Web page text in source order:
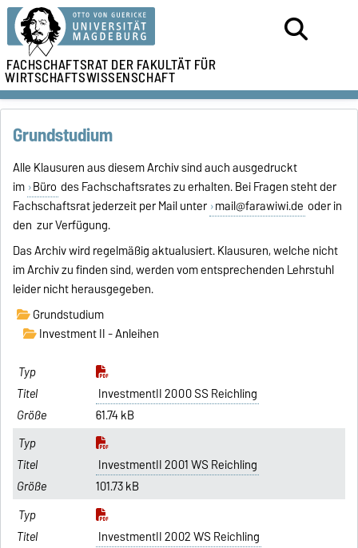
FACHSCHAFTSRAT DERFAKULTÄT FÜR
WIRTSCHAFTSWISSENSCHAFT
Grundstudium
Alle Klausuren aus diesem Archiv sind auch ausgedruckt
im Büro des Fachschaftsrates zu erhalten. Bei Fragen steht der
Fachschaftsrat jederzeit per Mail unter mail@farawiwi.de oder in
den zur Verfügung.
Das Archiv wird regelmäßig aktualusiert. Klausuren, welche nicht
im Archiv zu finden sind, werden vom entsprechenden Lehrstuhl
leider nicht herausgegeben.
Grundstudium
Investment II - Anleihen
InvestmentII 2000 SS Reichling
61.74 kB
InvestmentII 2001 WS Reichling
101.73 kB
InvestmentII 2002 WS Reichling